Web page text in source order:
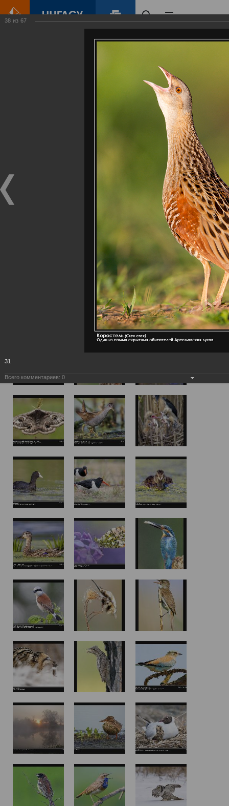
Фотогалерея
38 из 67
31
Всего комментариев: 0